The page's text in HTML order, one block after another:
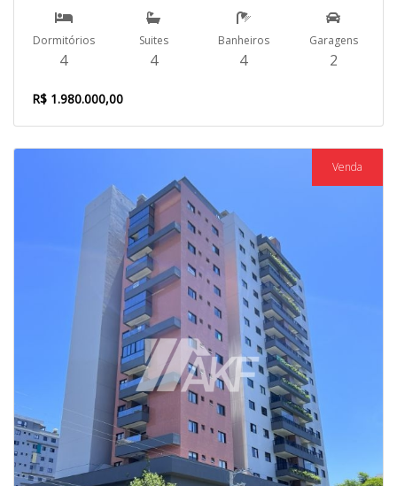
Dormitórios
4
Suites
4
Banheiros
4
Garagens
2
R$ 1.980.000,00
Venda